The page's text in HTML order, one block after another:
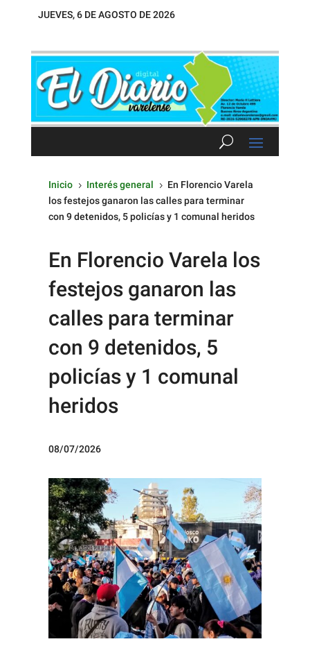
JUEVES, 6 DE AGOSTO DE 2026
Inicio 5 Interés general 5 En Florencio Varela
los festejos ganaron las calles para terminar
con 9 detenidos, 5 policías y 1 comunal heridos
En Florencio Varela los
festejos ganaron las
calles para terminar
con 9 detenidos, 5
policías y 1 comunal
heridos
08/07/2026